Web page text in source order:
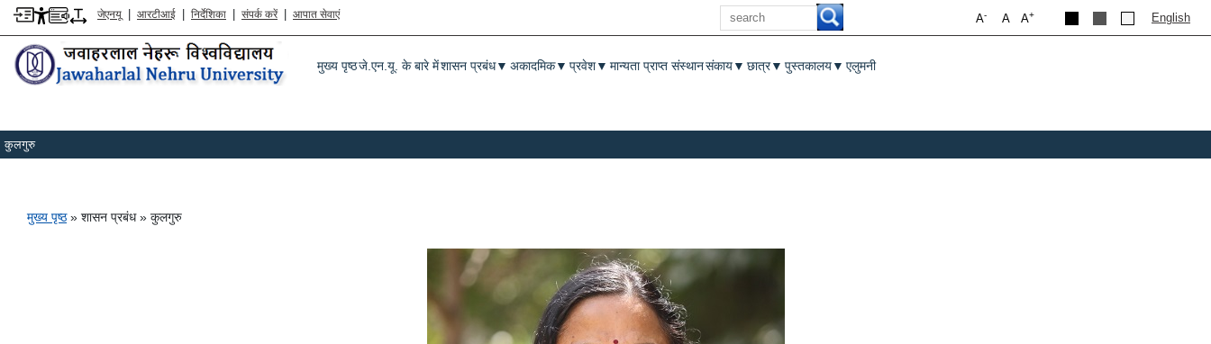
जेएनयू | आरटीआई | निर्देशिका | संपर्क करें | आपात सेवाएं
खोज
A+
A
A- English
Main menu
मुख्य पृष्ठजे.एन.यू. के बारे मेंशासन प्रबंध▼ अकादमिक▼ प्रवेश▼ मान्यता प्राप्त संस्थानसंकाय▼ छात्र▼ पुस्तकालय▼ एलुमनी
कुलगुरु
पग चिन्ह
मुख्य पृष्ठ शासन प्रबंध कुलगुरु